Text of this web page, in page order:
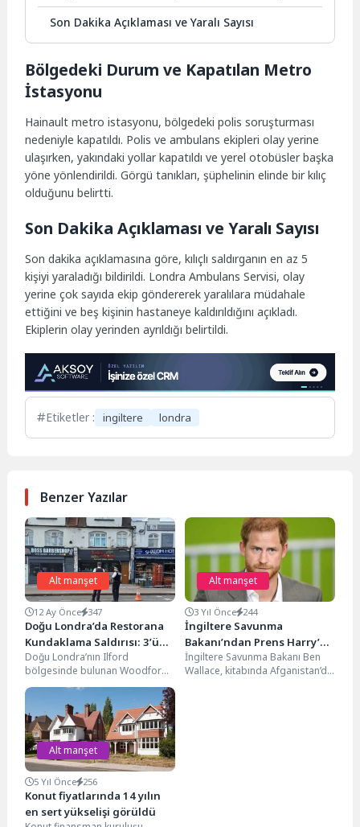
Son Dakika Açıklaması ve Yaralı Sayısı
Bölgedeki Durum ve Kapatılan Metro
İstasyonu
Hainault metro istasyonu, bölgedeki polis soruşturması
nedeniyle kapatıldı. Polis ve ambulans ekipleri olay yerine
ulaşırken, yakındaki yollar kapatıldı ve yerel otobüsler başka
yöne yönlendirildi. Görgü tanıkları, şüphelinin elinde bir kılıç
olduğunu belirtti.
Son Dakika Açıklaması ve Yaralı Sayısı
Son dakika açıklamasına göre, kılıçlı saldırganın en az 5
kişiyi yaraladığı bildirildi. Londra Ambulans Servisi, olay
yerine çok sayıda ekip göndererek yaralılara müdahale
ettiğini ve beş kişinin hastaneye kaldırıldığını açıkladı.
Ekiplerin olay yerinden ayrıldığı belirtildi.
Etiketler : ingiltere londra
Benzer Yazılar
Alt manşet
12 Ay Önce 347
Doğu Londra’da Restorana
Kundaklama Saldırısı: 3’ü
Ağır 5 Yaralı
Doğu Londra’nın Ilford
bölgesinde bulunan Woodford
Caddesi’ndeki bir restoranda
meydana gelen kundaklama
saldırısı büyük bir...
Alt manşet
3 Yıl Önce 244
İngiltere Savunma
Bakanı’ndan Prens Harry’ye
tepki
İngiltere Savunma Bakanı Ben
Wallace, kitabında Afganistan’da
Alt manşet
5 Yıl Önce 256
Konut fiyatlarında 14 yılın
en sert yükselişi görüldü